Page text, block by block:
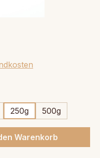
250g 500g
Warenkorb